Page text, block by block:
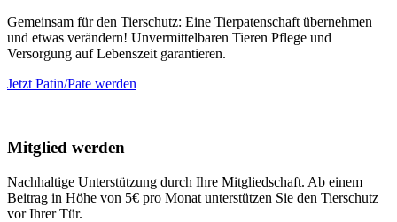
Gemeinsam für den Tierschutz: Eine Tierpatenschaft übernehmen
und etwas verändern! Unvermittelbaren Tieren Pflege und
Versorgung auf Lebenszeit garantieren.
Jetzt Patin/Pate werden
Mitglied werden
Nachhaltige Unterstützung durch Ihre Mitgliedschaft. Ab einem
Beitrag in Höhe von 5€ pro Monat unterstützen Sie den Tierschutz
vor Ihrer Tür.